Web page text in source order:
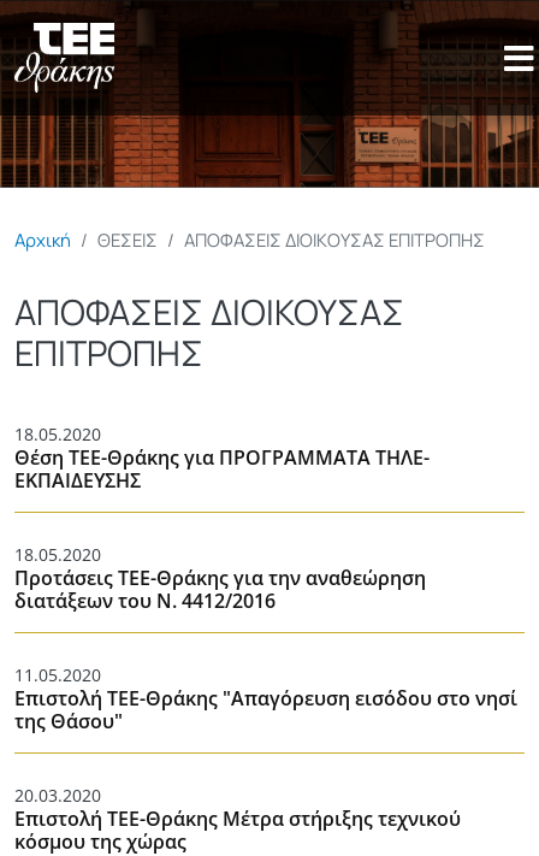
Παράκαμψη προς το κυρίως
Αρχική ΘΕΣΕΙΣ ΑΠΟΦΑΣΕΙΣ ΔΙΟΙΚΟΥΣΑΣ ΕΠΙΤΡΟΠΗΣ
ΑΠΟΦΑΣΕΙΣ ΔΙΟΙΚΟΥΣΑΣ
ΕΠΙΤΡΟΠΗΣ
18.05.2020
Θέση ΤΕΕ-Θράκης για ΠΡΟΓΡΑΜΜΑΤΑ ΤΗΛΕ-
ΕΚΠΑΙΔΕΥΣΗΣ
18.05.2020
Προτάσεις ΤΕΕ-Θράκης για την αναθεώρηση
διατάξεων του Ν. 4412/2016
11.05.2020
Επιστολή ΤΕΕ-Θράκης "Απαγόρευση εισόδου στο νησί
της Θάσου"
20.03.2020
Επιστολή ΤΕΕ-Θράκης Μέτρα στήριξης τεχνικού
κόσμου της χώρας